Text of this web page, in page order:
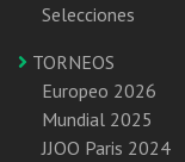
Selecciones
TORNEOS
Europeo 2026
Mundial 2025
JJOO Paris 2024